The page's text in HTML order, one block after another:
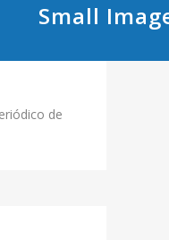
Small
de